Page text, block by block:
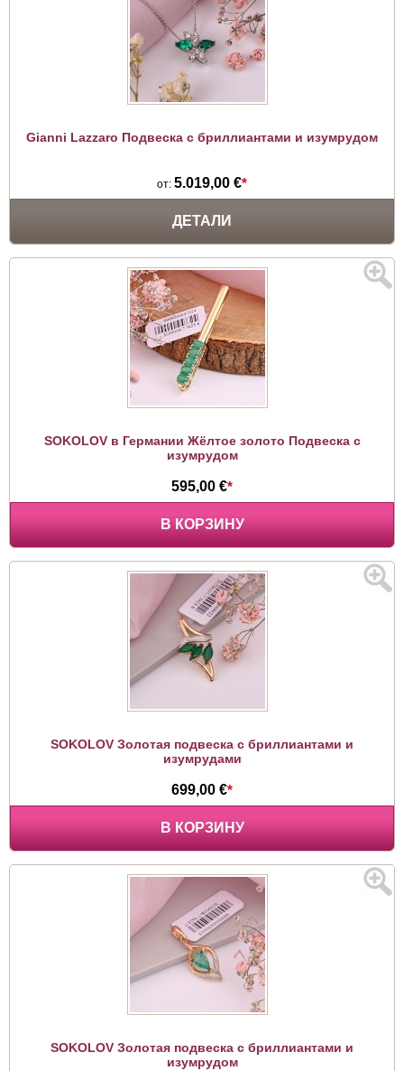
Gianni Lazzaro Подвеска с бриллиантами и изумрудом
от: 5.019,00 €*
ДЕТАЛИ
SOKOLOV в Германии Жёлтое золото Подвеска с
изумрудом
595,00 €*
В КОРЗИНУ
SOKOLOV Золотая подвеска с бриллиантами и
изумрудами
699,00 €*
В КОРЗИНУ
SOKOLOV Золотая подвеска с бриллиантами и
изумрудом